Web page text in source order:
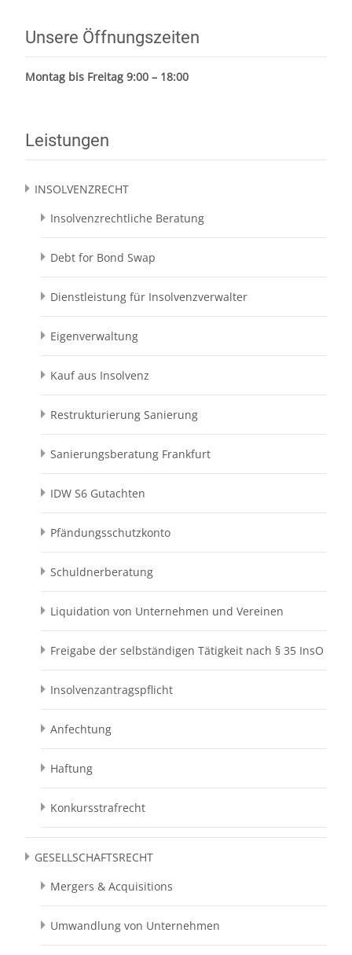
Unsere Öffnungszeiten
Montag bis Freitag 9:00 – 18:00
Leistungen
INSOLVENZRECHT
Insolvenzrechtliche Beratung
Debt for Bond Swap
Dienstleistung für Insolvenzverwalter
Eigenverwaltung
Kauf aus Insolvenz
Restrukturierung Sanierung
Sanierungsberatung Frankfurt
IDW S6 Gutachten
Pfändungsschutzkonto
Schuldnerberatung
Liquidation von Unternehmen und Vereinen
Freigabe der selbständigen Tätigkeit nach § 35 InsO
Insolvenzantragspflicht
Anfechtung
Haftung
Konkursstrafrecht
GESELLSCHAFTSRECHT
Mergers & Acquisitions
Umwandlung von Unternehmen